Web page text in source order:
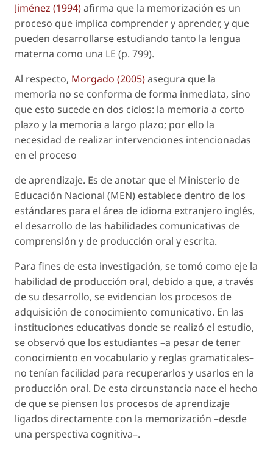
Jiménez (1994)afirma que la memorización es un
proceso que implica comprender y aprender, y que
pueden desarrollarse estudiando tanto la lengua
materna como una LE (p. 799).
Al respecto, Morgado (2005)asegura que la
memoria no se conforma de forma inmediata, sino
que esto sucede en dos ciclos: la memoria a corto
plazo y la memoria a largo plazo; por ello la
necesidad de realizar intervenciones intencionadas
en el proceso
de aprendizaje. Es de anotar que el Ministerio de
Educación Nacional (MEN) establece dentro de los
estándares para el área de idioma extranjero inglés,
el desarrollo de las habilidades comunicativas de
comprensión y de producción oral y escrita.
Para fines de esta investigación, se tomó como eje la
habilidad de producción oral, debido a que, a través
de su desarrollo, se evidencian los procesos de
adquisición de conocimiento comunicativo. En las
instituciones educativas donde se realizó el estudio,
se observó que los estudiantes –a pesar de tener
conocimiento en vocabulario y reglas gramaticales–
no tenían facilidad para recuperarlos y usarlos en la
producción oral. De esta circunstancia nace el hecho
de que se piensen los procesos de aprendizaje
ligados directamente con la memorización –desde
una perspectiva cognitiva–.